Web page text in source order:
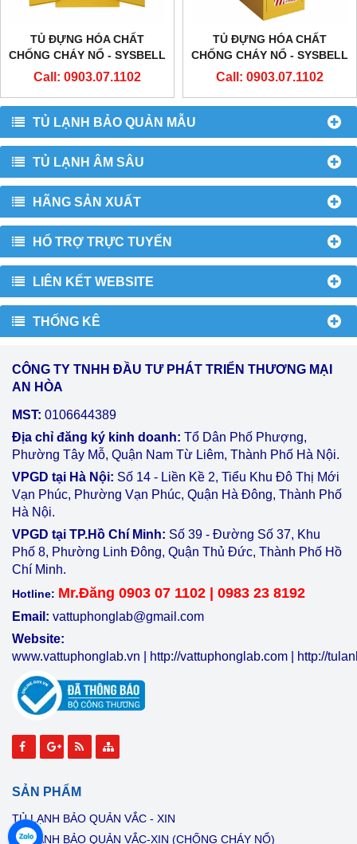
TỦ LẠNH BẢO QUẢN MẪU
TỦ LẠNH ÂM SÂU
HÃNG SẢN XUẤT
HỔ TRỢ TRỰC TUYẾN
LIÊN KẾT WEBSITE
THỐNG KÊ
TỦ ĐỰNG HÓA CHẤT
CHỐNG CHÁY NỔ - SYSBELL
- WA810550 – 55
Call: 0903.07.1102
TỦ ĐỰNG HÓA CHẤT
CHỐNG CHÁY NỔ - SYSBELL
- WA810540 – 54
Call: 0903.07.1102
CÔNG TY TNHH ĐẦU TƯ PHÁT TRIỂN THƯƠNG MẠI
AN HÒA
MST: 0106644389
Địa chỉ đăng ký kinh doanh: Tổ Dân Phố Phượng,
Phường Tây Mỗ, Quận Nam Từ Liêm, Thành Phố Hà Nội.
VPGD tại Hà Nội: Số 14 - Liền Kề 2, Tiểu Khu Đô Thị Mới
Vạn Phúc, Phường Vạn Phúc, Quận Hà Đông, Thành Phố
Hà Nội.
VPGD tại TP.Hồ Chí Minh: Số 39 - Đường Số 37, Khu
Phố 8, Phường Linh Đông, Quận Thủ Đức, Thành Phố Hồ
Chí Minh.
Hotline: Mr.Đăng 0903 07 1102 | 0983 23 8192
Email: vattuphonglab@gmail.com
Website:
www.vattuphonglab.vn
http://vattuphonglab.com http://
SẢN PHẨM
TỦ LẠNH BẢO QUẢN VẮC - XIN
TỦ LẠNH BẢO QUẢN VẮC-XIN (CHỐNG CHÁY NỔ)